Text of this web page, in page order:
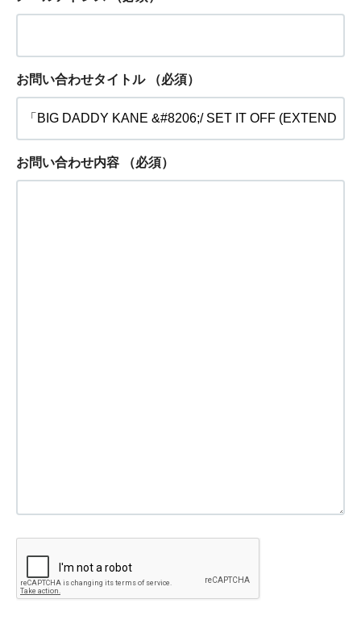
お問い合わせタイトル （必須）
お問い合わせ内容 （必須）